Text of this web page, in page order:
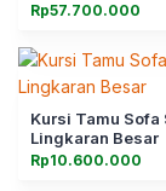
Rp57.700.000
Kursi Tamu Sofa
Lingkaran Besar
Rp10.600.000